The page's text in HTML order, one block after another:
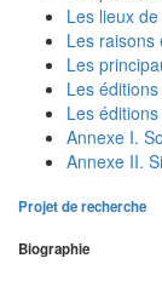
Les lieux
Les raisons
Les
Les
Les
Annexe I.
Annexe II.
Projet de recherche
Biographie